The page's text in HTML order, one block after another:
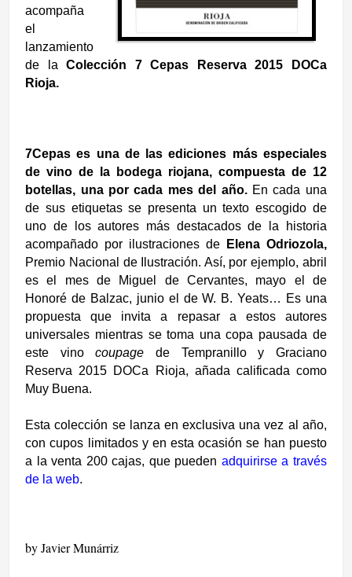
acompaña
el
lanzamiento
de laColección 7 Cepas Reserva 2015 DOCa
Rioja.
7Cepas es una de las ediciones más especiales
de vino de la bodega riojana, compuesta de 12
botellas, una por cada mes del año.En cada una
de sus etiquetas se presenta un texto escogido de
uno de los autores más destacados de la historia
acompañado por ilustraciones de
Elena Odriozola,
Premio Nacional de Ilustración. Así, por ejemplo, abril
es el mes de Miguel de Cervantes, mayo el de
Honoré de Balzac, junio el de W. B. Yeats… Es una
propuesta que invita a repasar a estos autores
universales mientras se toma una copa pausada de
este vinocoupagede Tempranillo y Graciano
Reserva 2015 DOCa Rioja, añada calificada como
Muy Buena.
Esta colección se lanza en exclusiva una vez al año,
con cupos limitados y en esta ocasión se han puesto
a la venta 200cajas, que pueden adquirirse a través
de la web.
by Javier Munárriz